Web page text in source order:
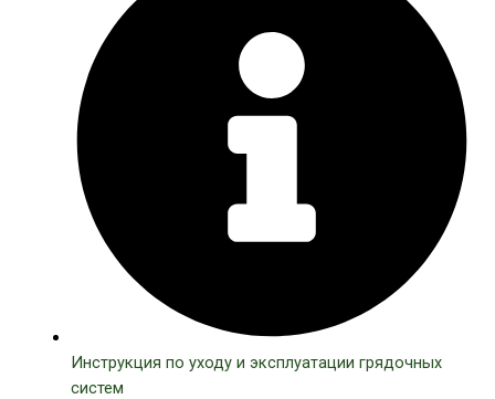
Инструкция по уходу и эксплуатации грядочных
систем